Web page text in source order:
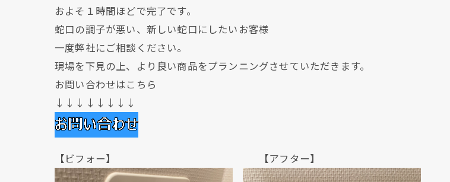
およそ１時間ほどで完了です。
蛇口の調子が悪い、新しい蛇口にしたいお客様
一度弊社にご相談ください。
現場を下見の上、より良い商品をプランニングさせていただきます。
お問い合わせはこちら
↓↓↓↓↓↓↓↓
【ビフォー】 【アフター】